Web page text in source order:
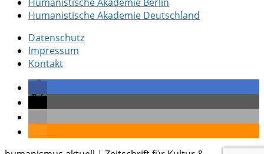
Humanistische Akademie Deutschland
Datenschutz
Impressum
Kontakt